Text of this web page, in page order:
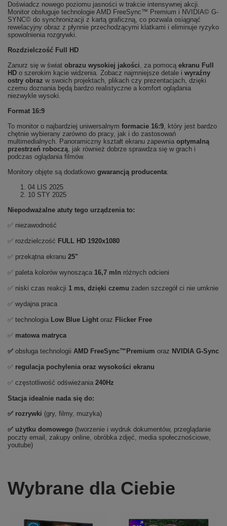
Doświadcz nowego poziomu jasności w trakcie intensywnej akcji.
Monitor obsługuje technologie AMD FreeSync™ Premium i NVIDIA© G-
SYNC© do synchronizacji z kartą graficzną, co pozwala osiągnąć
rewelacyjny obraz z płynnie przechodzącymi klatkami i eliminuje ryzyko
spowolnienia rozgrywki.
Rozdzielczość Full HD
Zanurz się w świat obrazu wysokiej jakości, za pomocą ekranu Full
HD o szerokim kącie widzenia. Zobacz najmniejsze detale i wyraźny
ostry obraz w swoich projektach, plikach czy prezentacjach, dzięki
czemu doznania będą bardzo realistyczne a komfort oglądania
niezwykle wysoki.
Format 16:9
To monitor o najbardziej uniwersalnym formacie 16:9, który jest bardzo
chętnie wybierany zarówno do pracy, jak i do zastosowań
multimedialnych. Panoramiczny kształt ekranu zapewnia optymalną
przestrzeń roboczą, jak również dobrze sprawdza się w grach i
podczas oglądania filmów.
Monitory objęte są dodatkowo gwarancją producenta:
04 LIS 2025
10 STY 2025
Niepodważalne atuty tego urządzenia to:
✅ niezawodność
✅ rozdzielczość FULL HD 1920x1080
✅ przekątna ekranu 25"
✅ paleta kolorów wynosząca 16,7 mln różnych odcieni
✅ niski czas reakcji 1 ms, dzięki czemu żaden szczegół ci nie umknie
✅ wydajna praca
✅ technologia Low Blue Light oraz Flicker Free
✅ matowa matryca
✅ obsługa technologii AMD FreeSync™Premium oraz NVIDIA G-Sync
✅ regulacja pochylenia oraz wysokości ekranu
✅ częstotliwość odświeżania 240Hz
Stacja idealnie nada się do:
✅ rozrywki (gry, filmy, muzyka)
✅ użytku domowego (tworzenie i wydruk dokumentów, przeglądanie
poczty email, zakupy online, obróbka zdjęć, media społecznościowe,
youtube)
Wybrane dla Ciebie